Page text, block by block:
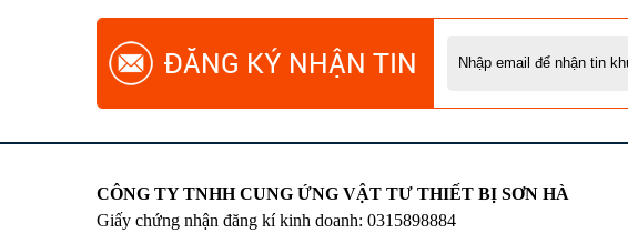
ĐĂNG KÝ NHẬN TIN
CÔNG TY TNHH CUNG ỨNG VẬT TƯ THIẾT BỊ SƠN HÀ
Giấy chứng nhận đăng kí kinh doanh: 0315898884